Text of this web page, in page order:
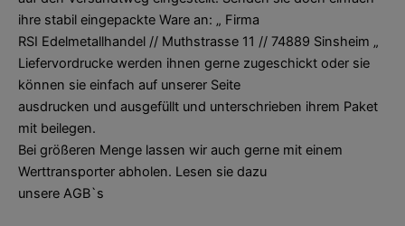
ihre stabil eingepackte Ware an: „ Firma
RSI Edelmetallhandel // Muthstrasse 11 // 74889 Sinsheim „
Liefervordrucke werden ihnen gerne zugeschickt oder sie
können sie einfach auf unserer Seite
ausdrucken und ausgefüllt und unterschrieben ihrem Paket
mit beilegen.
Bei größeren Menge lassen wir auch gerne mit einem
Werttransporter abholen. Lesen sie dazu
unsere AGB`s